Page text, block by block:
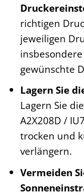
richtigen
jeweiligen
gewünschte
Lagern Sie
Lagern Sie
A2X208D /
trocken und
verlängern.
Vermeiden